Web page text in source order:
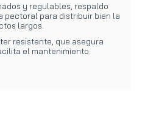
y regulables, respaldo
pectoral para distribuir bien la
largos.
resistente, que asegura
el mantenimiento.